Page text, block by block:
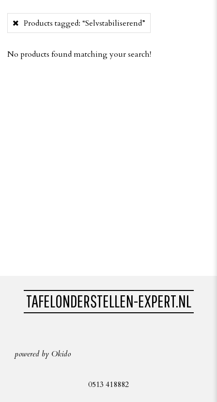
Products tagged: “Selvstabiliserend”
No products found matching your search!
TAFELONDERSTELLEN-EXPERT.NL
powered by Okido
0513 418882